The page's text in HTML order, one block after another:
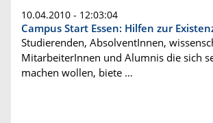
10.04.2010 - 12:03:04
Campus Start Essen: Hilfen zur
Studierenden, AbsolventInnen,
MitarbeiterInnen und Alumnis die sich
machen wollen, biete …